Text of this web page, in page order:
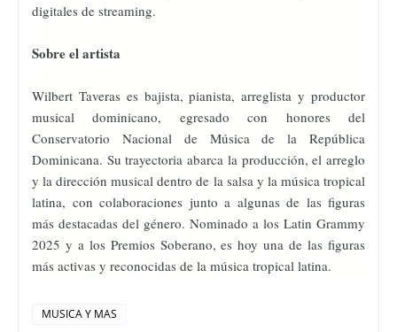
digitales de streaming.
Sobre el artista
Wilbert Taveras es bajista, pianista, arreglista y productor
musical dominicano, egresado con honores del
Conservatorio Nacional de Música de la República
Dominicana. Su trayectoria abarca la producción, el arreglo
y la dirección musical dentro de la salsa y la música tropical
latina, con colaboraciones junto a algunas de las figuras
más destacadas del género. Nominado a los Latin Grammy
2025 y a los Premios Soberano, es hoy una de las figuras
más activas y reconocidas de la música tropical latina.
MUSICA Y MAS